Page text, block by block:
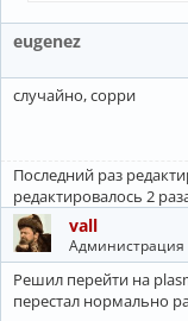
Установленный
Сборщик
Дата установки
Причина
❯ sudo pacman -
проверка
Пакеты (5)
Будет
:: Удалить эти
eugenez
случайно, сорри
Последний раз
редактировалось 2
vall
Администрация
Решил перейти на
перестал нормально